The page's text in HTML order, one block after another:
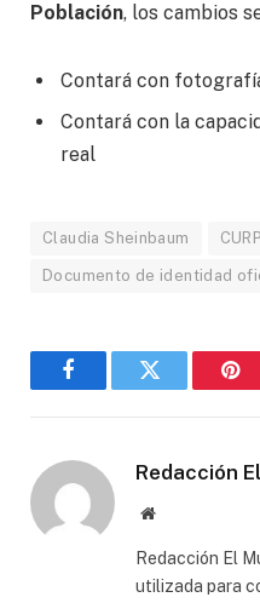
Población, los cambios
Contará con
Contará con la
real
Claudia Sheinbaum CURP
Documento de identidad
FacebookGorjeo
Redacción
Sitio
Redacción El
utilizada para